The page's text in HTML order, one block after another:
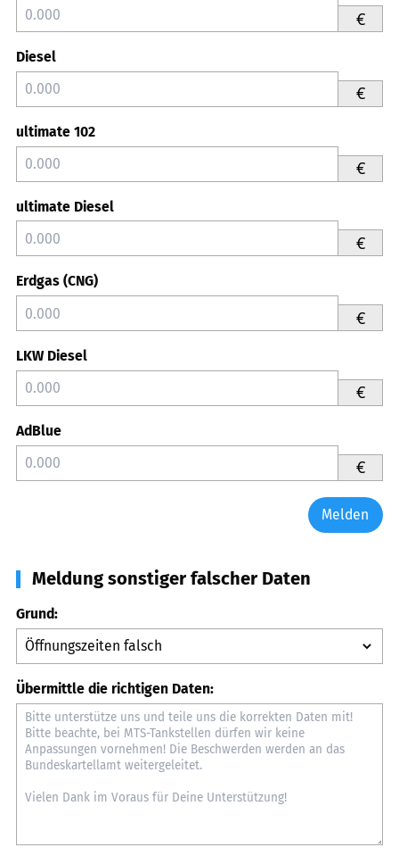
€
Diesel
€
ultimate 102
€
ultimate Diesel
€
Erdgas (CNG)
€
LKW Diesel
€
AdBlue
€
Melden
Meldung sonstiger falscher Daten
Grund:
Übermittle die richtigen Daten: